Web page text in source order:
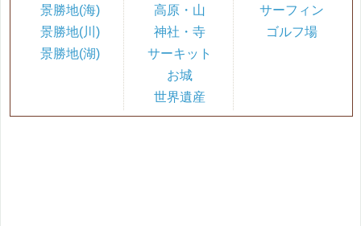
景勝地(海)
景勝地(川)
景勝地(湖)
高原・山
神社・寺
サーキット
お城
世界遺産
サーフィン
ゴルフ場